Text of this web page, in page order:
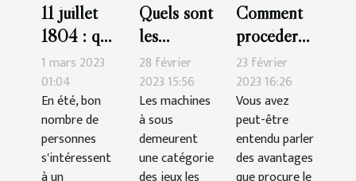
11 juillet
1804 : que
retenir du
duel au
pistolet
mémorable
à New
York ?
1 mars 2023
01:04
En été, bon
nombre de
personnes
s'intéressent
Quels sont
les
meilleures
machines à
sous-
catégorie
aventure ?
28 février
2023 15:56
Les machines
à sous
demeurent
une catégorie
Comment
procéder
pour
acheter
des
crypto-
monnaies
en tant que
23 février
2023 16:26
Vous avez
peut-être
entendu parler
des avantages